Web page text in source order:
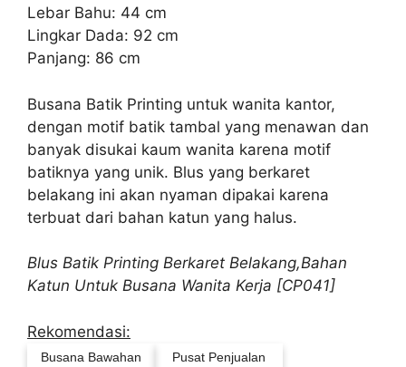
Lebar Bahu: 44 cm
Lingkar Dada: 92 cm
Panjang: 86 cm
Busana Batik Printing untuk wanita kantor,
dengan motif batik tambal yang menawan dan
banyak disukai kaum wanita karena motif
batiknya yang unik. Blus yang berkaret
belakang ini akan nyaman dipakai karena
terbuat dari bahan katun yang halus.
Blus Batik Printing Berkaret Belakang,Bahan
Katun Untuk Busana Wanita Kerja [CP041]
Rekomendasi:
Busana Bawahan
Pusat Penjualan